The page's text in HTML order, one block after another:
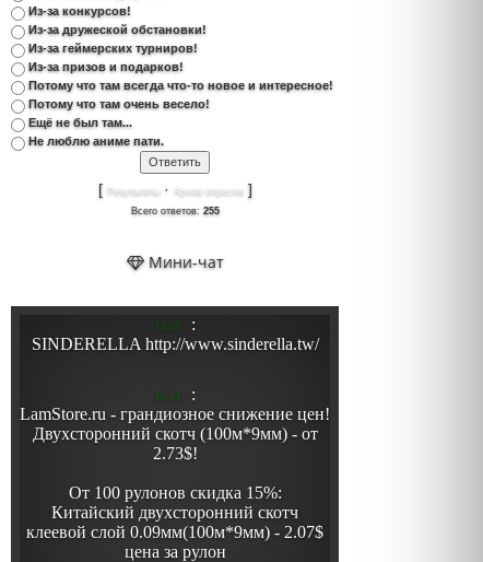
Из-за конкурсов!
Из-за дружеской обстановки!
Из-за геймерских турниров!
Из-за призов и подарков!
Потому что там всегда что-то новое и интересное!
Потому что там очень весело!
Ещё не был там...
Не люблю аниме пати.
[ Результаты · Архив опросов]
Всего ответов: 255
Мини-чат